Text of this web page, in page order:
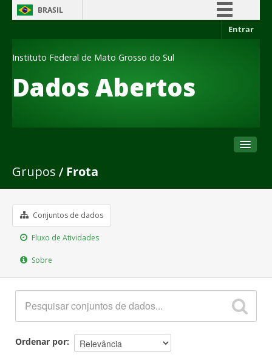
BRASIL
Acesso à informação
Canais
Entrar
Dados Abertos
Instituto Federal de Mato Grosso do Sul
Conjuntos de dados
Organizações
Grupos
Grupos Frota
Conjuntos de dados
Fluxo de Atividades
Sobre
Ordenar por